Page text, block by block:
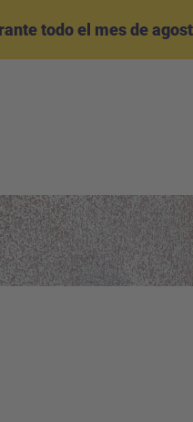
todo el mes de